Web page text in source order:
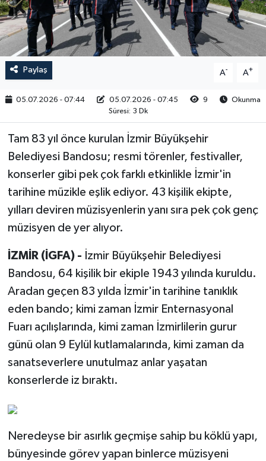
Paylaş A- A+
05.07.2026 - 07:44 05.07.2026 - 07:45 9
Okunma
Süresi: 3 Dk
Tam 83 yıl önce kurulan İzmir Büyükşehir
Belediyesi Bandosu; resmi törenler, festivaller,
konserler gibi pek çok farklı etkinlikle İzmir'in
tarihine müzikle eşlik ediyor. 43 kişilik ekipte,
yılları deviren müzisyenlerin yanı sıra pek çok genç
müzisyen de yer alıyor.
İZMİR (İGFA) - İzmir Büyükşehir Belediyesi
Bandosu, 64 kişilik bir ekiple 1943 yılında kuruldu.
Aradan geçen 83 yılda İzmir'in tarihine tanıklık
eden bando; kimi zaman İzmir Enternasyonal
Fuarı açılışlarında, kimi zaman İzmirlilerin gurur
günü olan 9 Eylül kutlamalarında, kimi zaman da
sanatseverlere unutulmaz anlar yaşatan
konserlerde iz bıraktı.
Neredeyse bir asırlık geçmişe sahip bu köklü yapı,
bünyesinde görev yapan binlerce müzisyeni
RESMİ İLAN